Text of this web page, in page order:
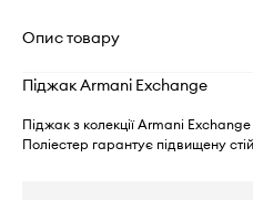
Опис товару
Піджак Armani Exchange
Піджак з колекції Armani
Поліестер гарантує підвищену